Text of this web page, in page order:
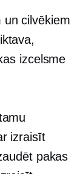
cilvēkiem
izcelsme
izraisīt
pakas